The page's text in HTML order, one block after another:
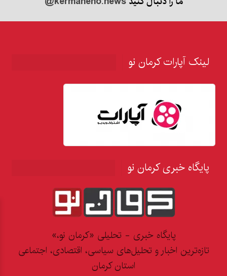
لینک آپارات کرمان نو
پایگاه خبری کرمان نو
پایگاه خبری - تحلیلی «کرمان نو،»
تازه‌ترین اخبار و تحلیل‌های سیاسی، اقتصادی، اجتماعی
استان کرمان